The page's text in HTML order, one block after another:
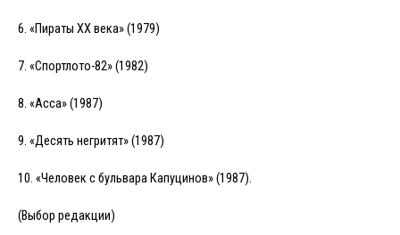
6. «Пираты XX века» (1979)
7. «Спортлото-82» (1982)
8. «Асса» (1987)
9. «Десять негритят» (1987)
10. «Человек с бульвара Капуцинов» (1987).
(Выбор редакции)